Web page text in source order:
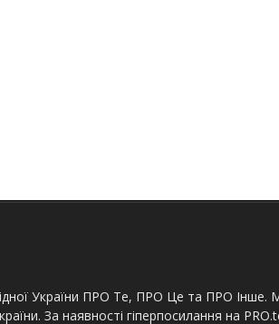
України ПРО Те, ПРО Це та ПРО Інше.
За наявності гіперпосилання на